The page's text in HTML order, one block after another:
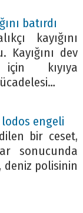
batırdı
kayığını
dev
için kıyıya
engeli
bir ceset,
sonucunda
deniz polisinin